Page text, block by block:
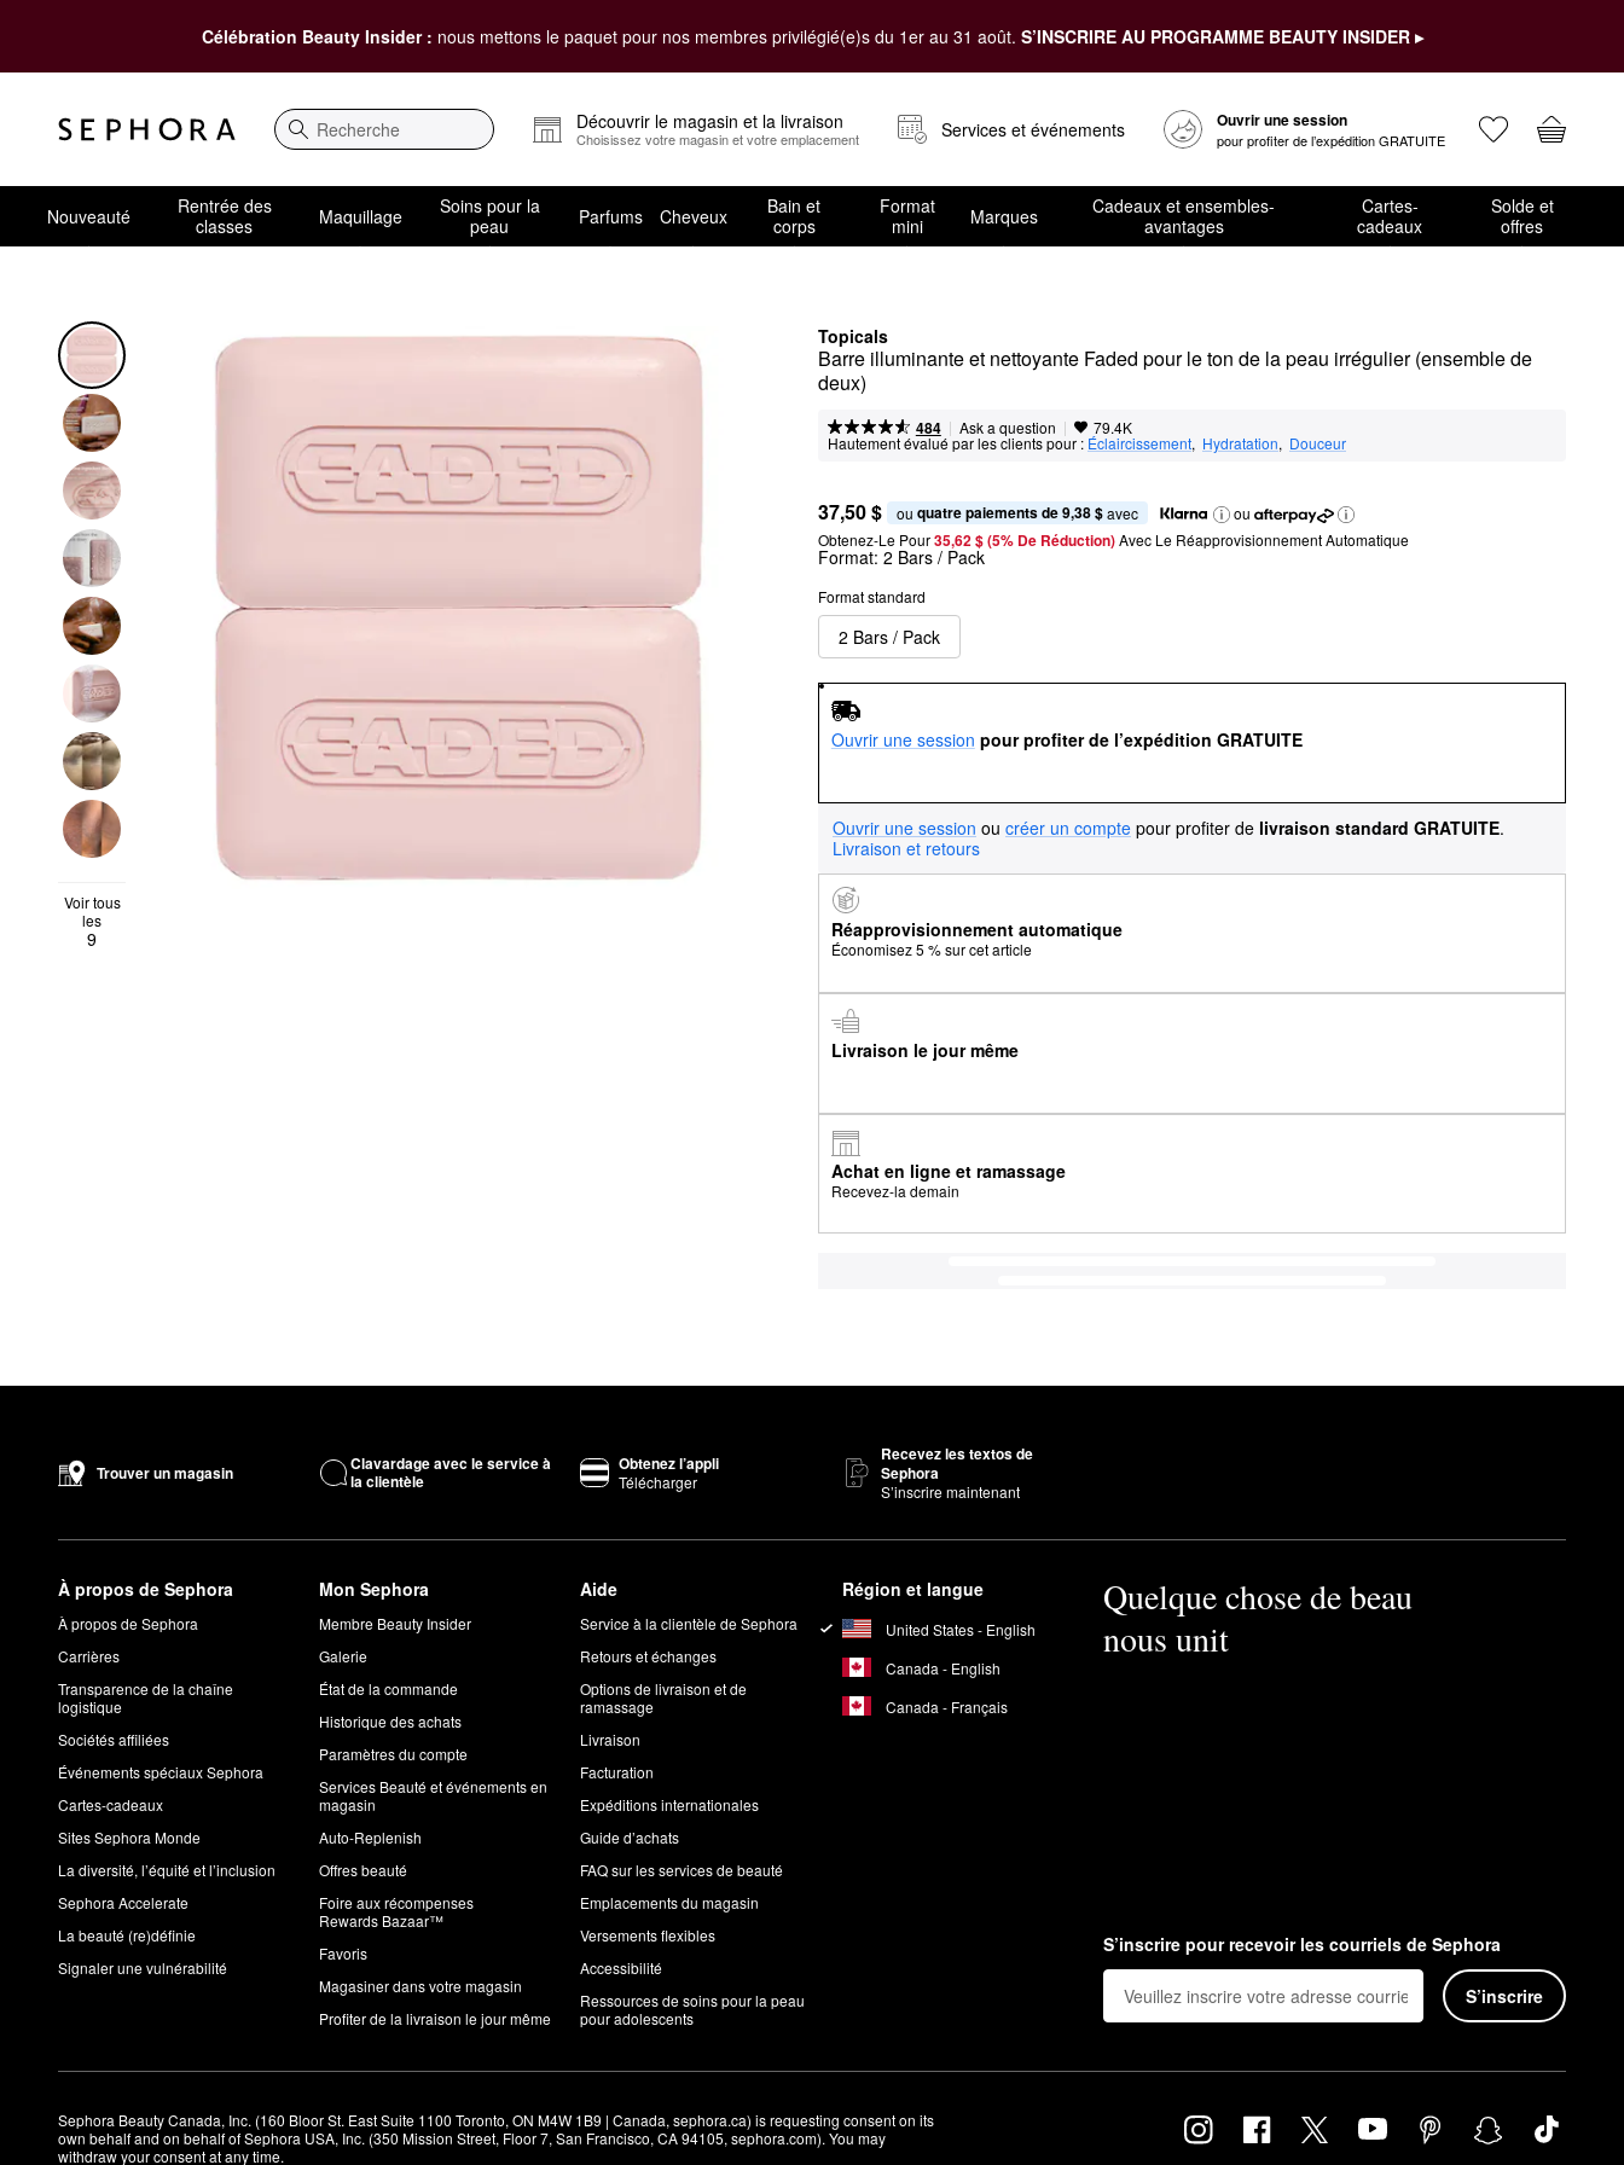
Célébration Beauty Insider : nous mettons le paquet pour nos membres privilégié(e)s du 1er au 31 août. S’INSCRIRE AU PROGRAMME BEAUTY INSIDER ▸
Recherche
Découvrir le magasin et la livraison
Choisissez votre magasin et votre emplacement Services et événements Ouvrir une session
pour profiter de l’expédition GRATUITE
Nouveauté
Rentrée des
classes
Maquillage
Soins pour la
peau
Parfums Cheveux
Bain et
corps
Format
mini
Marques
Cadeaux et ensembles-
avantages
Cartes-
cadeaux
Solde et
offres
Topicals
Barre illuminante et nettoyante Faded pour le ton de la peau irrégulier (ensemble de
deux)
484 | Ask a question | 79.4K
Hautement évalué par les clients pour : Éclaircissement, Hydratation, Douceur
Voir tous
les
9
37,50 $ ou quatre paiements de 9,38 $ avec
ou
Obtenez-Le Pour35,62 $ (5% De Réduction) Avec Le Réapprovisionnement Automatique
Format: 2 Bars / Pack
Format standard
2 Bars / Pack
Ouvrir une session pour profiter de l’expédition GRATUITE
Ouvrir une session ou créer un compte pour profiter de livraison standard GRATUITE.
Livraison et retours
Réapprovisionnement automatique
Économisez 5 % sur cet article
Livraison le jour même
Achat en ligne et ramassage
Recevez-la demain
Trouver un magasin
Clavardage avec le service à
la clientèle
Obtenez l’appli
Télécharger
Recevez les textos de
Sephora
S’inscrire maintenant
À propos de Sephora
À propos de Sephora
Carrières
Transparence de la chaîne
logistique
Sociétés affiliées
Événements spéciaux Sephora
Cartes-cadeaux
Sites Sephora Monde
La diversité, l’équité et l’inclusion
Sephora Accelerate
La beauté (re)définie
Signaler une vulnérabilité
Mon Sephora
Membre Beauty Insider
Galerie
État de la commande
Historique des achats
Paramètres du compte
Services Beauté et événements en
magasin
Auto-Replenish
Offres beauté
Foire aux récompenses
Rewards Bazaar™
Favoris
Magasiner dans votre magasin
Profiter de la livraison le jour même
Aide
Service à la clientèle de Sephora
Retours et échanges
Options de livraison et de
ramassage
Livraison
Facturation
Expéditions internationales
Guide d’achats
FAQ sur les services de beauté
Emplacements du magasin
Versements flexibles
Accessibilité
Ressources de soins pour la peau
pour adolescents
Région et langue
United States - English
Canada - English
Canada - Français
Quelque chose de beau
nous unit
S’inscrire pour recevoir les courriels de Sephora
S’inscrire
Sephora Beauty Canada, Inc. (160 Bloor St. East Suite 1100 Toronto, ON M4W 1B9 | Canada, sephora.ca) is requesting consent on its
own behalf and on behalf of Sephora USA, Inc. (350 Mission Street, Floor 7, San Francisco, CA 94105, sephora.com). You may
withdraw your consent at any time.